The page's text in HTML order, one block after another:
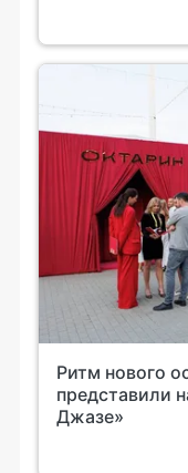
Ритм нового
представили
Джазе»